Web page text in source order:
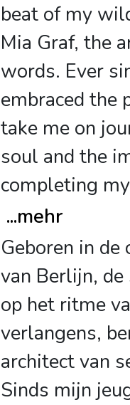
beat of my
Mia Graf, the
words. Ever
embraced the
take me on
soul and the
completing
...mehr
Geboren in de
van Berlijn,
op het ritme
verlangens,
architect van
Sinds mijn